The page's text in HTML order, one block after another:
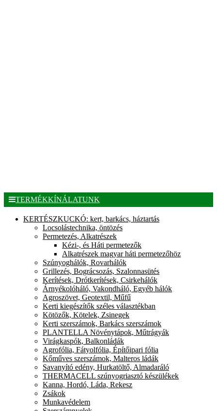
TERMÉKKÍNÁLATUNK
KERTÉSZKUCKÓ: kert, barkács, háztartás
Locsolástechnika, öntözés
Permetezés, Alkatrészek
Kézi-, és Háti permetezők
Alkatrészek magyar háti permetezőhöz
Szúnyoghálók, Rovarhálók
Grillezés, Bográcsozás, Szalonnasütés
Kerítések, Drótkerítések, Csirkehálók
Árnyékolóháló, Vakondháló, Egyéb hálók
Agroszövet, Geotextil, Műfű
Kerti kiegészítők széles választékban
Kötözők, Kötelek, Zsinegek
Kerti szerszámok, Barkács szerszámok
PLANTELLA Növénytápok, Műtrágyák
Virágkaspók, Balkonládák
Agrofólia, Fátyolfólia, Építőipari fólia
Kőműves szerszámok, Malteros ládák
Savanyító edény, Hurkatöltő, Almadaráló
THERMACELL szúnyogriasztó készülékek
Kanna, Hordó, Láda, Rekesz
Zsákok
Munkavédelem